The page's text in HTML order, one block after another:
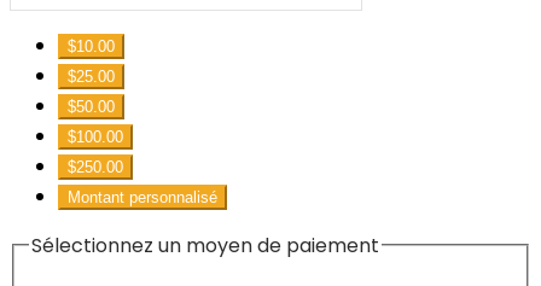
$10.00
$25.00
$50.00
$100.00
$250.00
Montant personnalisé
Sélectionnez un moyen de paiement